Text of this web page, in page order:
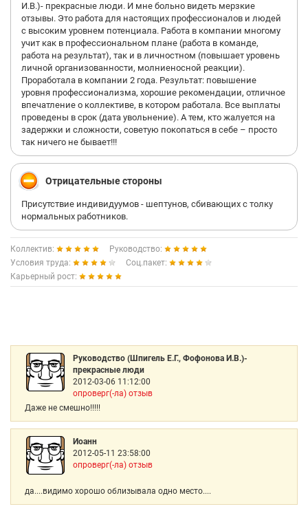
И.В.)- прекрасные люди. И мне больно видеть мерзкие
отзывы. Это работа для настоящих профессионалов и людей
с высоким уровнем потенциала. Работа в компании многому
учит как в профессиональном плане (работа в команде,
работа на результат), так и в личностном (повышает уровень
личной организованности, молниеносной реакции).
Проработала в компании 2 года. Результат: повышение
уровня профессионализма, хорошие рекомендации, отличное
впечатление о коллективе, в котором работала. Все выплаты
проведены в срок (дата увольнение). А тем, кто жалуется на
задержки и сложности, советую покопаться в себе – просто
так ничего не бывает!!!
Отрицательные стороны
Присутствие индивидуумов - шептунов, сбивающих с толку
нормальных работников.
Коллектив:
Руководство:
Условия труда:
Соц.пакет:
Карьерный рост:
Руководство (Шпигель Е.Г., Фофонова И.В.)-
прекрасные люди
2012-03-06 11:12:00
опроверг(-ла) отзыв
Даже не смешно!!!!!
Иоанн
2012-05-11 23:58:00
опроверг(-ла) отзыв
да....видимо хорошо облизывала одно место....